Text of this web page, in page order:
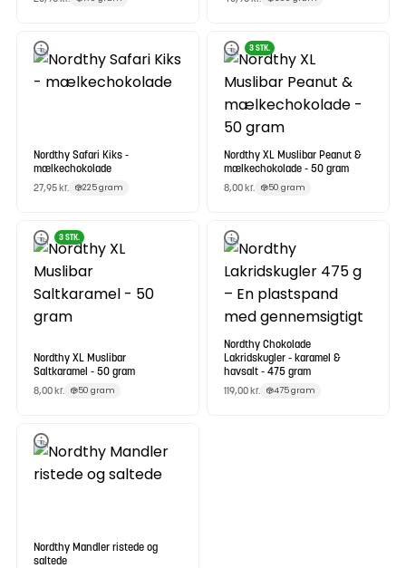
Nordthy Safari Kiks -
mælkechokolade
27,95kr. 225 gram
3 STK.
Nordthy XL Muslibar Peanut &
mælkechokolade - 50 gram
8,00kr. 50 gram
3 STK.
Nordthy XL Muslibar
Saltkaramel - 50 gram
8,00kr. 50 gram
Nordthy Chokolade
Lakridskugler - karamel &
havsalt - 475 gram
119,00kr. 475 gram
Nordthy Mandler ristede og
saltede